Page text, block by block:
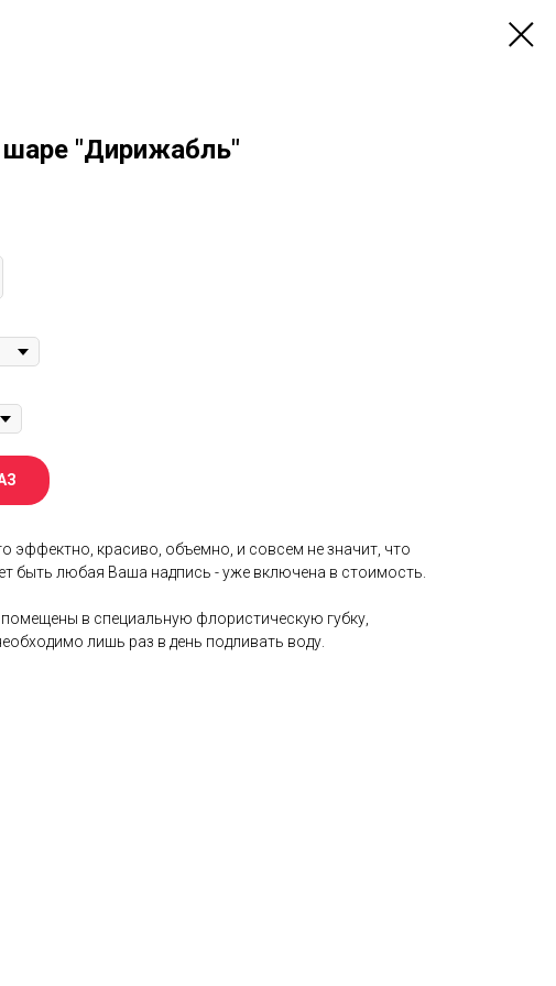
шаре "Дирижабль"
эффектно, красиво, объемно, и совсем не значит, что
быть любая Ваша надпись - уже включена в стоимость.
помещены в специальную флористическую губку,
лишь раз в день подливать воду.